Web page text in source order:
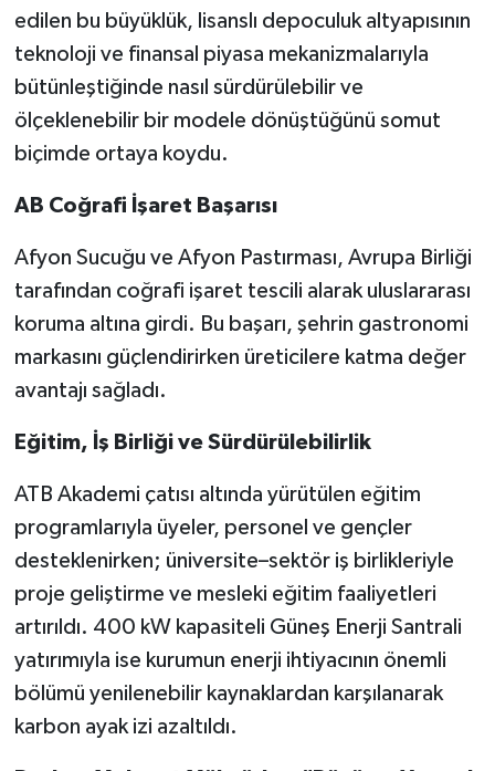
edilen bu büyüklük, lisanslı depoculuk altyapısının
teknoloji ve finansal piyasa mekanizmalarıyla
bütünleştiğinde nasıl sürdürülebilir ve
ölçeklenebilir bir modele dönüştüğünü somut
biçimde ortaya koydu.
AB Coğrafi İşaret Başarısı
Afyon Sucuğu ve Afyon Pastırması, Avrupa Birliği
tarafından coğrafi işaret tescili alarak uluslararası
koruma altına girdi. Bu başarı, şehrin gastronomi
markasını güçlendirirken üreticilere katma değer
avantajı sağladı.
Eğitim, İş Birliği ve Sürdürülebilirlik
ATB Akademi çatısı altında yürütülen eğitim
programlarıyla üyeler, personel ve gençler
desteklenirken; üniversite–sektör iş birlikleriyle
proje geliştirme ve mesleki eğitim faaliyetleri
artırıldı. 400 kW kapasiteli Güneş Enerji Santrali
yatırımıyla ise kurumun enerji ihtiyacının önemli
bölümü yenilenebilir kaynaklardan karşılanarak
karbon ayak izi azaltıldı.